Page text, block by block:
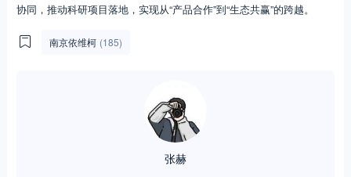
协同，推动科研项目落地，实现从“产品合作”到“生态共赢”的跨越。
南京依维柯 (185)
张赫